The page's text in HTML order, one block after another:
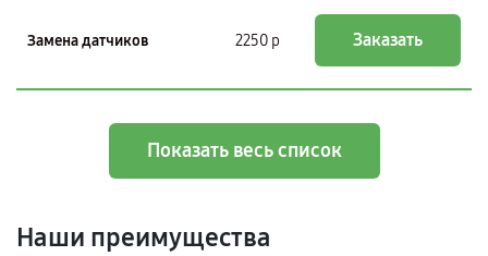
Замена датчиков 2250 р Заказать
Показать весь список
Наши преимущества